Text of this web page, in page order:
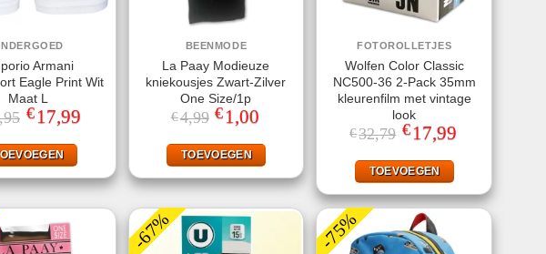
Armani
Eagle Print Wit
Maat L
Oorspronkelijke
prijs
€37,95.
€ 17,99Huidige
BEENMODE
La Paay Modieuze
kniekousjes Zwart-Zilver
One Size/1p
€4,99 Oorspronkelijke
prijs
€4,99.
€ 1,00
€1,00.
TOEVOEGEN
FOTOROLLETJES
Wolfen Color Classic
NC500-36 2-Pack 35mm
kleurenfilm met vintage
look
€32,79 Oorspronkelijke
prijs
€32,79.
€ 17,99Huidige
TOEVOEGEN
-67% -75%